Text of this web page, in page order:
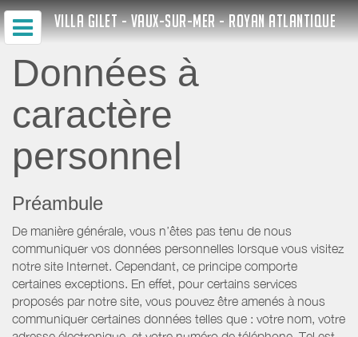
VILLA GILET - VAUX-SUR-MER - ROYAN ATLANTIQUE
Données à
caractère
personnel
Préambule
De manière générale, vous n’êtes pas tenu de nous
communiquer vos données personnelles lorsque vous visitez
notre site Internet. Cependant, ce principe comporte
certaines exceptions. En effet, pour certains services
proposés par notre site, vous pouvez être amenés à nous
communiquer certaines données telles que : votre nom, votre